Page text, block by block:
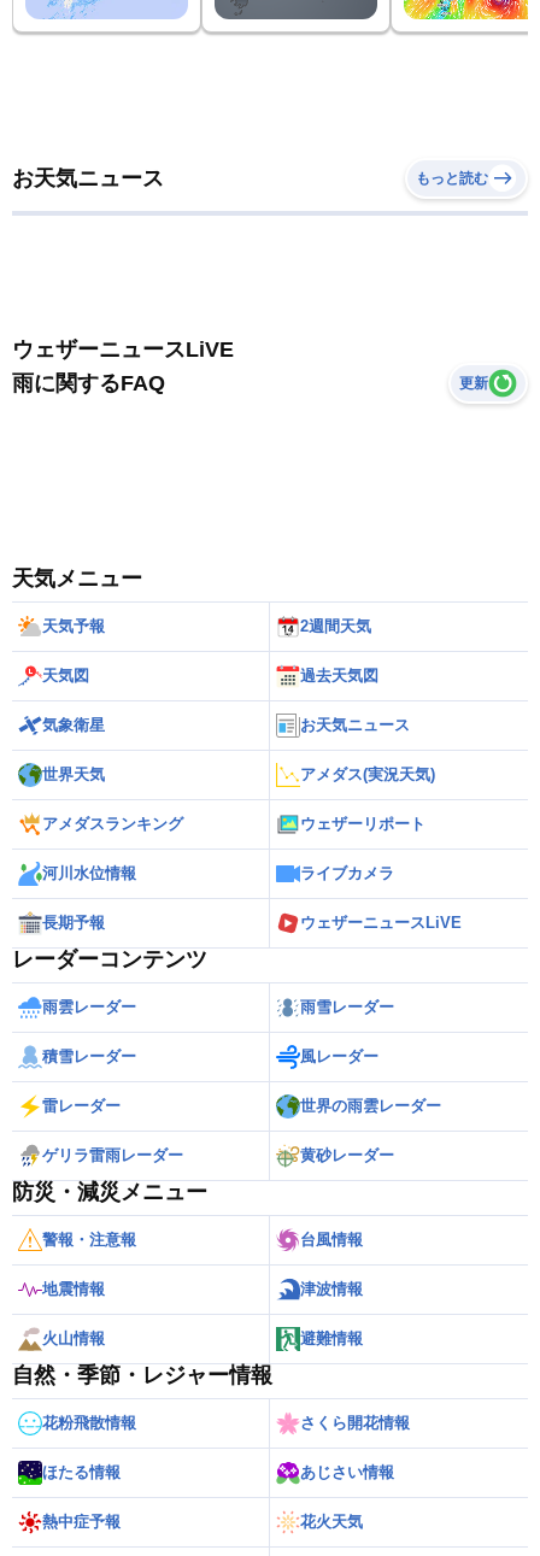
お天気ニュース もっと読む
ウェザーニュースLiVE
雨に関するFAQ
更新
天気メニュー
天気予報 2週間天気
天気図 過去天気図
気象衛星 お天気ニュース
世界天気 アメダス(実況天気)
アメダスランキング ウェザーリポート
河川水位情報 ライブカメラ
長期予報 ウェザーニュースLiVE
レーダーコンテンツ
雨雲レーダー 雨雪レーダー
積雪レーダー 風レーダー
雷レーダー 世界の雨雲レーダー
ゲリラ雷雨レーダー 黄砂レーダー
防災・減災メニュー
警報・注意報 台風情報
地震情報 津波情報
火山情報 避難情報
自然・季節・レジャー情報
花粉飛散情報 さくら開花情報
ほたる情報 あじさい情報
熱中症予報 花火天気